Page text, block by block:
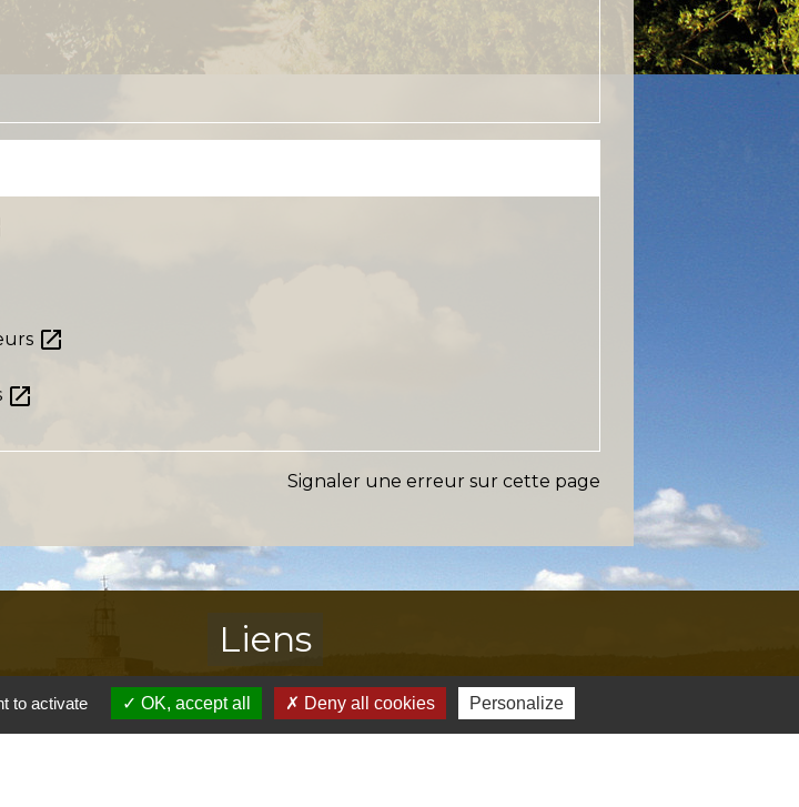
open_in_new
open_in_new
Signaler une erreur sur cette page
Liens
Provence Verte & Verdon
to activate OK, accept all Deny all cookies Personalize